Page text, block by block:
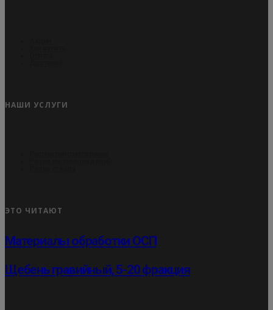
НАШИ УСЛУГИ
ЭТО ЧИТАЮТ
Материалы обработки ОСП
Щебень гравийный, 5-20 фракция